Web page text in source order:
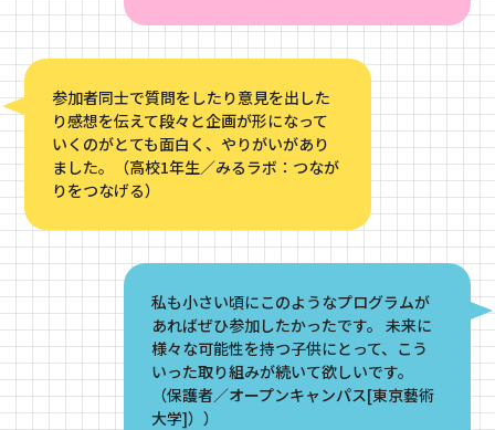
撮影：中島古英
提供：Museum Start あいうえの 参加者同士で質問をしたり意見を出した
り感想を伝えて段々と企画が形になって
いくのがとても面白く、やりがいがあり
ました。（高校1年生／みるラボ：つなが
りをつなげる）
私も小さい頃にこのようなプログラムが
あればぜひ参加したかったです。 未来に
様々な可能性を持つ子供にとって、こう
いった取り組みが続いて欲しいです。
（保護者／オープンキャンパス[東京藝術
大学]））